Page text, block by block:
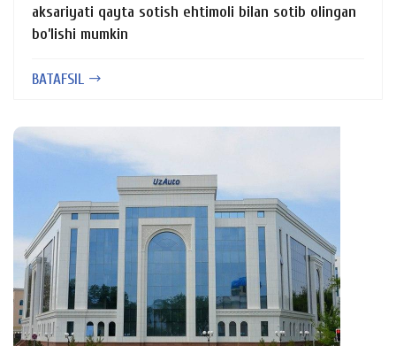
aksariyati qayta sotish ehtimoli bilan sotib olingan
bo’lishi mumkin
BATAFSIL